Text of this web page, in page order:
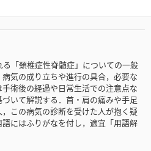
「頚椎症性脊髄症」についての一般
気の成り立ちや進行の具合，必要な
術後の経過や日常生活での注意点な
いて解説する．首・肩の痛みや手足
この病気の診断を受けた人が抱く疑
にはふりがなを付し，適宜「用語解